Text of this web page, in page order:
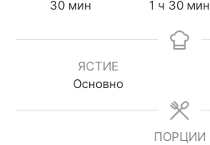
30 мин
1 ч 30 мин
ЯСТИЕ
Основно
ПОРЦИИ